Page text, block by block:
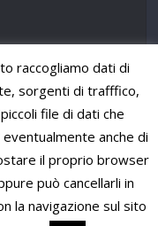
. All rights reserved.
raccogliamo dati di
sorgenti di trafffico,
file di dati che
anche di
il proprio browser
può cancellarli in
la navigazione sul sito